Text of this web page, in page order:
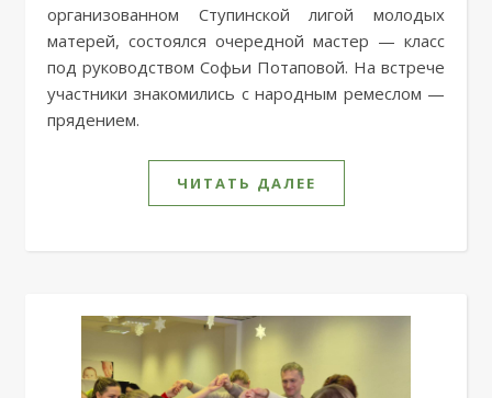
организованном Ступинской лигой молодых
матерей, состоялся очередной мастер — класс
под руководством Софьи Потаповой. На встрече
участники знакомились с народным ремеслом —
прядением.
ЧИТАТЬ ДАЛЕЕ